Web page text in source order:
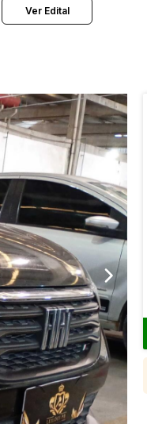
Ver Edital